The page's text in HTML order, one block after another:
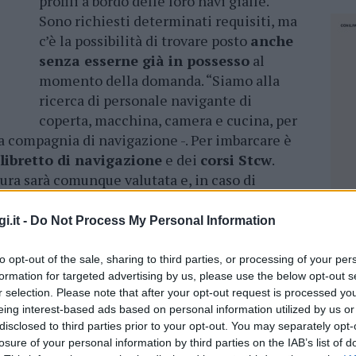
- Do Not Process My Personal Information
opt-out of the sale, sharing to third parties, or processing of your
for targeted advertising by us, please use the below opt-out
selection. Please note that after your opt-out request is processed
interest-based ads based on personal information utilized by us
to third parties prior to your opt-out. You may separately
of your personal information by third parties on the IAB’s list of
Sono richiesti determinati requisiti, ma
c’è la possibilità di trovare posto anche
senza esserne già in possesso al
momento della domanda. “Siamo alla
ricerca di personale navigante di
coperta, macchina, camera e cucina, per
di navigazione -. Per imbarcare è
libretto di navigazione e dei corsi Stcw.
sarà comunque valutata e, in caso di
ad effettuare le pratiche necessarie in modo
Gruppo sono rivolte, in particolare, ai
e di coperta
;